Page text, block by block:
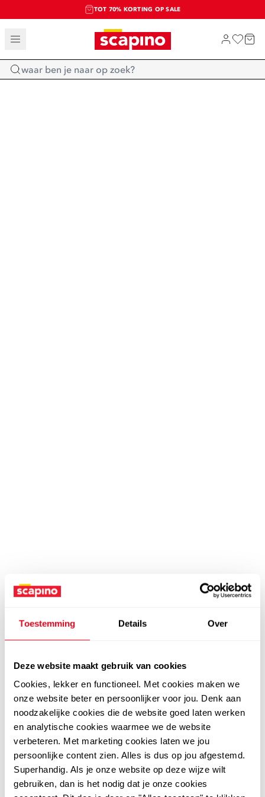
Toestemming Details Over
Deze website maakt gebruik van cookies
Cookies, lekker en functioneel. Met cookies maken we
onze website beter en persoonlijker voor jou. Denk aan
noodzakelijke cookies die de website goed laten werken
en analytische cookies waarmee we de website
verbeteren. Met marketing cookies laten we jou
persoonlijke content zien. Alles is dus op jou afgestemd.
Superhandig. Als je onze website op deze wijze wilt
gebruiken, dan is het nodig dat je onze cookies
TOT 70% KORTING OP SALE
SALE: LAATSTE KANS!
SHOP NIEUW
Home